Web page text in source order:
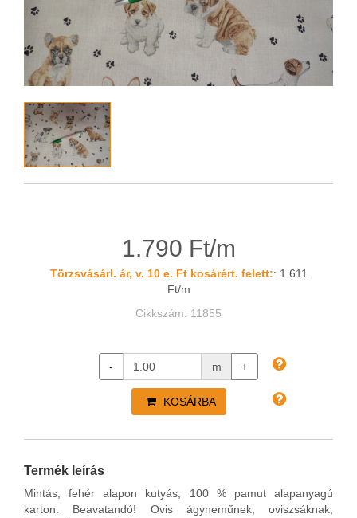
1.790 Ft/m
Törzsvásárl. ár, v. 10 e. Ft kosárért. felett:: 1.611
Ft/m
Cikkszám: 11855
- m +
KOSÁRBA
Termék leírás
Mintás, fehér alapon kutyás, 100 % pamut alapanyagú
karton. Beavatandó! Ovis ágyneműnek, oviszsáknak,